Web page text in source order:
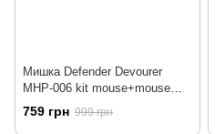
Мишка Defender Devourer
MHP-006 kit mouse+mouse
pad+headset (52006)
759 грн 999 грн